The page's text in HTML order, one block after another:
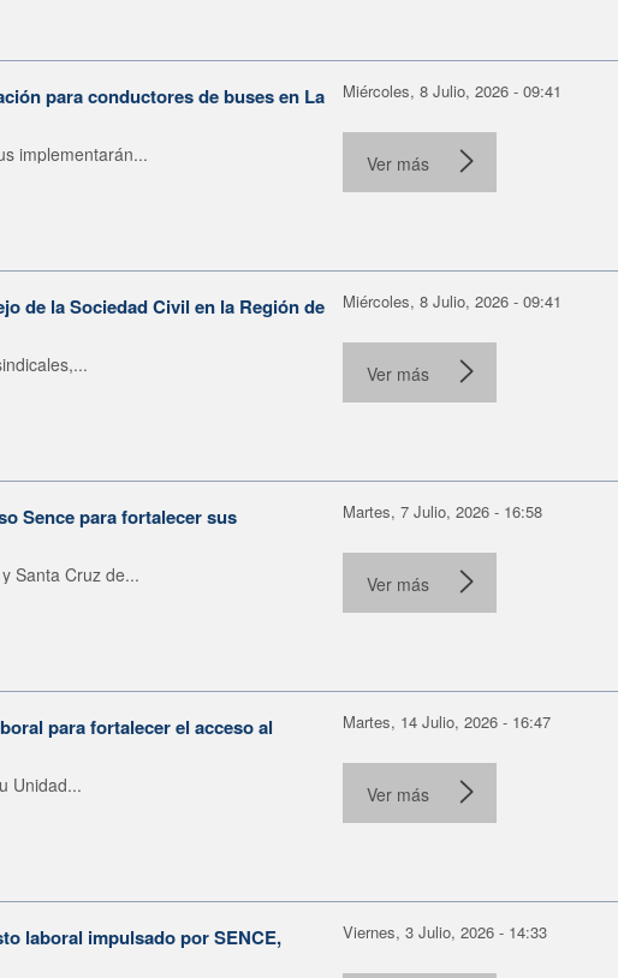
para conductores de buses en La
implementarán...
Miércoles, 8 Julio, 2026 - 09:41
Ver más
de la Sociedad Civil en la Región de
Miércoles, 8 Julio, 2026 - 09:41
Ver más
Sence para fortalecer sus
Santa Cruz de...
Martes, 7 Julio, 2026 - 16:58
Ver más
para fortalecer el acceso al
Unidad...
Martes, 14 Julio, 2026 - 16:47
Ver más
laboral impulsado por SENCE,
Viernes, 3 Julio, 2026 - 14:33